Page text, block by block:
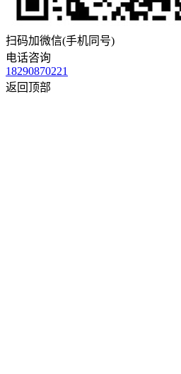
扫码加微信(手机同号)
电话咨询
18290870221
返回顶部